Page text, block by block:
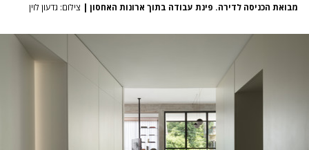
מבואת הכניסה לדירה. פינת עבודה בתוך ארונות האחסון | צילום: גדעון לוין